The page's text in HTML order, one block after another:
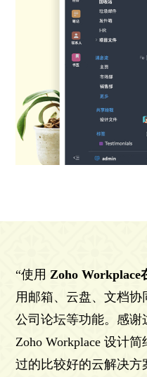
“使用 Zoho Workplace
用邮箱、云盘、文档协
公司论坛等功能。感谢
Zoho Workplace 设计
过的比较好的云解决方